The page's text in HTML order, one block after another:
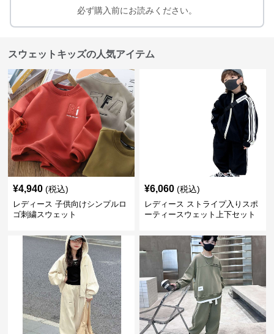
必ず購入前にお読みください。
スウェットキッズの人気アイテム
¥4,940 (税込)
レディース 子供向けシンプルロ
ゴ刺繍スウェット
¥6,060 (税込)
レディース ストライプ入りスポ
ーティースウェット上下セット